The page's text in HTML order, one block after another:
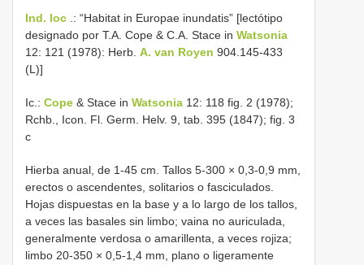
Ind. loc .: “Habitat in Europae inundatis” [lectótipo
designado por T.A. Cope & C.A. Stace in Watsonia
12: 121 (1978): Herb. A. van Royen 904.145-433
(L)]
Ic.: Cope & Stace in Watsonia 12: 118 fig. 2 (1978);
Rchb., Icon. Fl. Germ. Helv. 9, tab. 395 (1847); fig. 3
c
Hierba anual, de 1-45 cm. Tallos 5-300 × 0,3-0,9 mm,
erectos o ascendentes, solitarios o fasciculados.
Hojas dispuestas en la base y a lo largo de los tallos,
a veces las basales sin limbo; vaina no auriculada,
generalmente verdosa o amarillenta, a veces rojiza;
limbo 20-350 × 0,5-1,4 mm, plano o ligeramente